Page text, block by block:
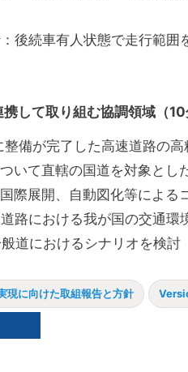
後続車有人状態で走行範
して取り組む協調領域（10
備が完了した高速道路の
直轄の国道を対象とした
開、自動図化等による
路における我が国の交通
おけるシナ
現に向けた取組報告と方針